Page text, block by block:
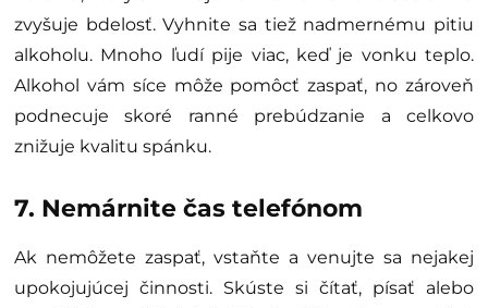
zvyšuje bdelosť. Vyhnite sa tiež nadmernému pitiu
alkoholu. Mnoho ľudí pije viac, keď je vonku teplo.
Alkohol vám síce môže pomôcť zaspať, no zároveň
podnecuje skoré ranné prebúdzanie a celkovo
znižuje kvalitu spánku.
7. Nemárnite čas telefónom
Ak nemôžete zaspať, vstaňte a venujte sa nejakej
upokojujúcej činnosti. Skúste si čítať, písať alebo